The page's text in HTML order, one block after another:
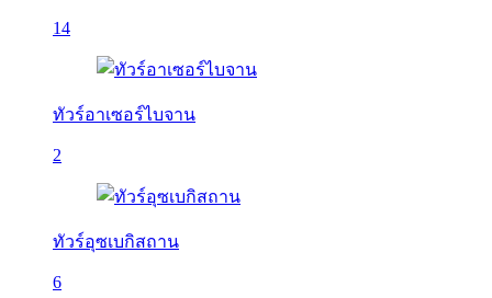
14
ทัวร์อาเซอร์ไบจาน
2
ทัวร์อุซเบกิสถาน
6